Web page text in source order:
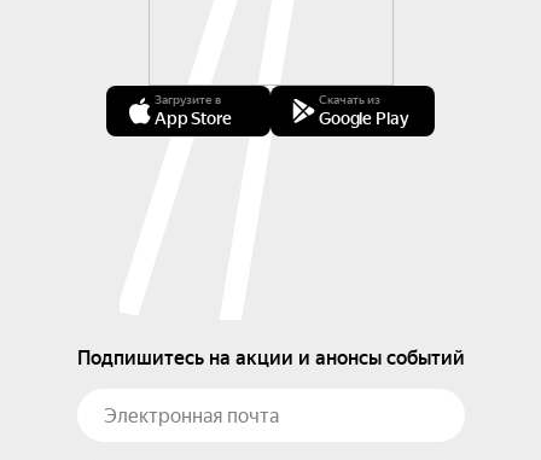
Загрузите в
App Store
Скачать из
Google Play
Подпишитесь на акции и анонсы событий